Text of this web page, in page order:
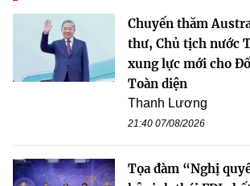
Chuyến thăm
thư, Chủ tịch nước
xung lực mới cho
Toàn diện
Thanh Lương
21:40 07/08/2026
Tọa đàm “Nghị